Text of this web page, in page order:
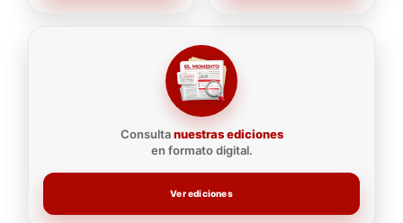
Consultanuestras ediciones
en formato digital.
Ver ediciones